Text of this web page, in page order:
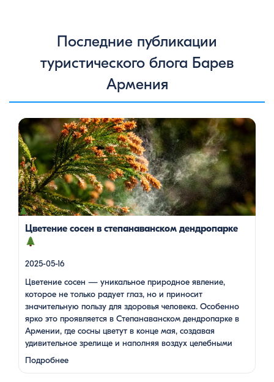
Последние публикации
туристического блога Барев
Армения
Цветение сосен — уникальное природное явление, которое
не только радует глаз, но и приносит значительную пользу
для здоровья человека. Особенно ярко это проявляется в
Степанаванском дендропарке в Армении, где сосны цветут в
конце мая, создавая удивительное зрелище и наполняя
воздух целебными веществами.Степанаванский
дендропарк: жемчужина Лорийской области
Степанаванский дендропарк, также известный как «Сочут»
Цветение сосен в степанаванском дендропарке
2025-05-16
Цветение сосен — уникальное природное явление,
которое не только радует глаз, но и приносит
значительную пользу для здоровья человека. Особенно
ярко это проявляется в Степанаванском дендропарке в
Армении, где сосны цветут в конце мая, создавая
удивительное зрелище и наполняя воздух целебными
веществами.
Лорийской области Степанаванский дендропарк, также
Подробнее